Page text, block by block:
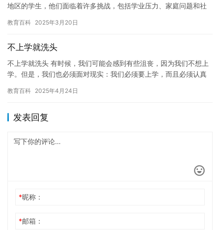
地区的学生，他们面临着许多挑战，包括学业压力、家庭问题和社
去学习…
教育百科 2025年3月20日
不上学就洗头
不上学就洗头 有时候，我们可能会感到有些沮丧，因为我们不想上
学。但是，我们也必须面对现实：我们必须要上学，而且必须认真
变我…
教育百科 2025年4月24日
发表回复
*昵称：
*邮箱：